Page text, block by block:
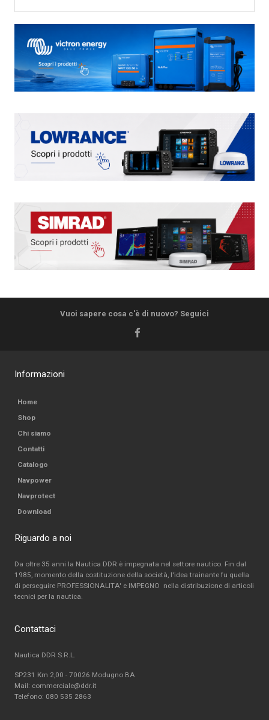
Vuoi sapere cosa c'è di nuovo? Seguici
Informazioni
Home
Shop
Chi siamo
Contatti
Catalogo
Navpower
Navprotect
Download
Riguardo a noi
Da oltre 35 anni la Nautica DDR è impegnata nel settore nautico. Fin dal
1985, momento della costituzione della società, l'idea trainante fu quella
di perseguire PROFESSIONALITA' e IMPEGNO nella distribuzione di articoli
tecnici per la nautica.
Contattaci
Nautica DDR S.R.L.
SP231 Km 2,00 - 70026 Modugno BA
Mail: commerciale@ddr.it
Telefono: 080 535 2863